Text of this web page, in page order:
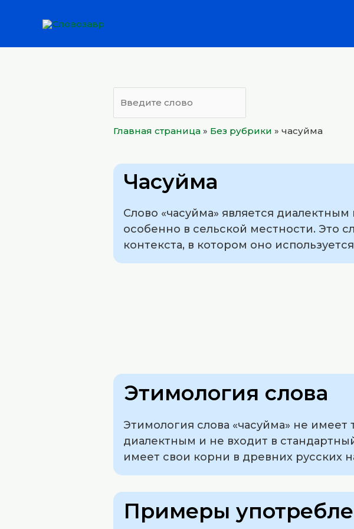
Главная страница » Без рубрики » часуйма
Часуйма
Слово «часуйма» является
особенно в сельской местности. Это
контекста, в котором оно
Этимология слова
Этимология слова «часуйма» не имеет
диалектным и не входит в
имеет свои корни в древних русских
Примеры